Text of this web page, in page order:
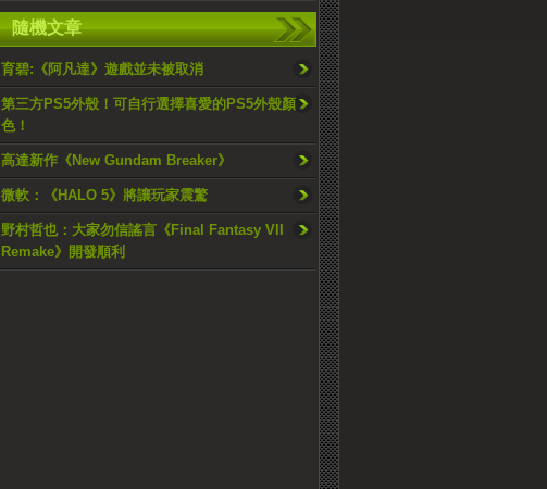
隨機文章
育碧:《阿凡達》遊戲並未被取消
第三方PS5外殼！可自行選擇喜愛的PS5外殼顏
色！
高達新作《New Gundam Breaker》
微軟：《HALO 5》將讓玩家震驚
野村哲也：大家勿信謠言《Final Fantasy VII
Remake》開發順利